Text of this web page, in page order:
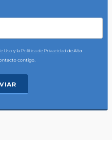
Usoy la Política de Privacidadde Alto
contigo.